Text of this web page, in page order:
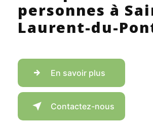
personnes à
Laurent-du-
En savoir plus
Contactez-nous